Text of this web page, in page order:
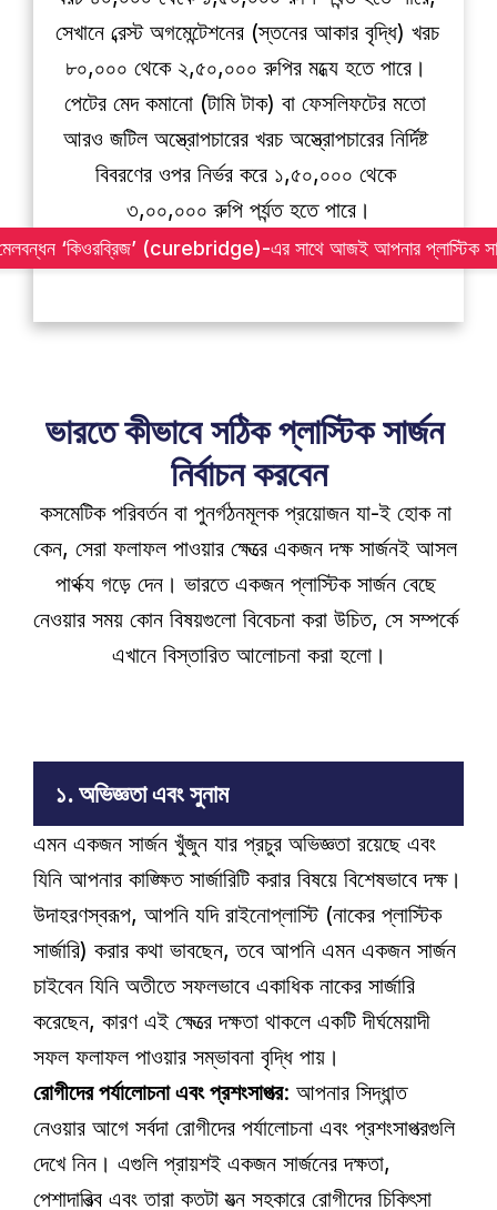
সেখানে ব্রেস্ট অগমেন্টেশনের (স্তনের আকার বৃদ্ধি) খরচ
৮০,০০০ থেকে ২,৫০,০০০ রুপির মধ্যে হতে পারে।
পেটের মেদ কমানো (টামি টাক) বা ফেসলিফটের মতো
আরও জটিল অস্ত্রোপচারের খরচ অস্ত্রোপচারের নির্দিষ্ট
বিবরণের ওপর নির্ভর করে ১,৫০,০০০ থেকে
৩,০০,০০০ রুপি পর্যন্ত হতে পারে।
মেলবন্ধন ‘কিওরব্রিজ’ (curebridge)-এর সাথে আজই আপনার প্লাস্টিক
ভারতে কীভাবে সঠিক প্লাস্টিক সার্জন
নির্বাচন করবেন
কসমেটিক পরিবর্তন বা পুনর্গঠনমূলক প্রয়োজন যা-ই হোক না
কেন, সেরা ফলাফল পাওয়ার ক্ষেত্রে একজন দক্ষ সার্জনই আসল
পার্থক্য গড়ে দেন। ভারতে একজন প্লাস্টিক সার্জন বেছে
নেওয়ার সময় কোন বিষয়গুলো বিবেচনা করা উচিত, সে সম্পর্কে
এখানে বিস্তারিত আলোচনা করা হলো।
১. অভিজ্ঞতা এবং সুনাম
এমন একজন সার্জন খুঁজুন যার প্রচুর অভিজ্ঞতা রয়েছে এবং
যিনি আপনার কাঙ্ক্ষিত সার্জারিটি করার বিষয়ে বিশেষভাবে দক্ষ।
উদাহরণস্বরূপ, আপনি যদি রাইনোপ্লাস্টি (নাকের প্লাস্টিক
সার্জারি) করার কথা ভাবছেন, তবে আপনি এমন একজন সার্জন
চাইবেন যিনি অতীতে সফলভাবে একাধিক নাকের সার্জারি
করেছেন, কারণ এই ক্ষেত্রে দক্ষতা থাকলে একটি দীর্ঘমেয়াদী
সফল ফলাফল পাওয়ার সম্ভাবনা বৃদ্ধি পায়।
রোগীদের পর্যালোচনা এবং প্রশংসাপত্র: আপনার সিদ্ধান্ত
নেওয়ার আগে সর্বদা রোগীদের পর্যালোচনা এবং প্রশংসাপত্রগুলি
দেখে নিন। এগুলি প্রায়শই একজন সার্জনের দক্ষতা,
পেশাদারিত্ব এবং তারা কতটা যত্ন সহকারে রোগীদের চিকিৎসা